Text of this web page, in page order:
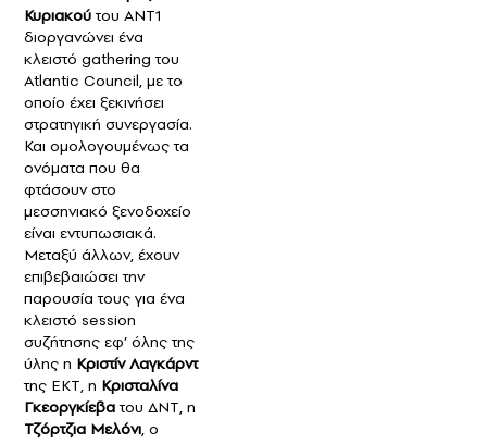
Κυριακούτου ΑΝΤ1
διοργανώνει ένα
κλειστό gathering του
Atlantic Council, με το
οποίο έχει ξεκινήσει
στρατηγική συνεργασία.
Και ομολογουμένως τα
ονόματα που θα
φτάσουν στο
μεσσηνιακό ξενοδοχείο
είναι εντυπωσιακά.
Μεταξύ άλλων, έχουν
επιβεβαιώσει την
παρουσία τους για ένα
κλειστό session
συζήτησης εφ’ όλης της
ύλης η Κριστίν Λαγκάρντ
της ΕΚΤ, η Κρισταλίνα
Γκεοργκίεβατου ΔΝΤ, η
Τζόρτζια Μελόνι, ο